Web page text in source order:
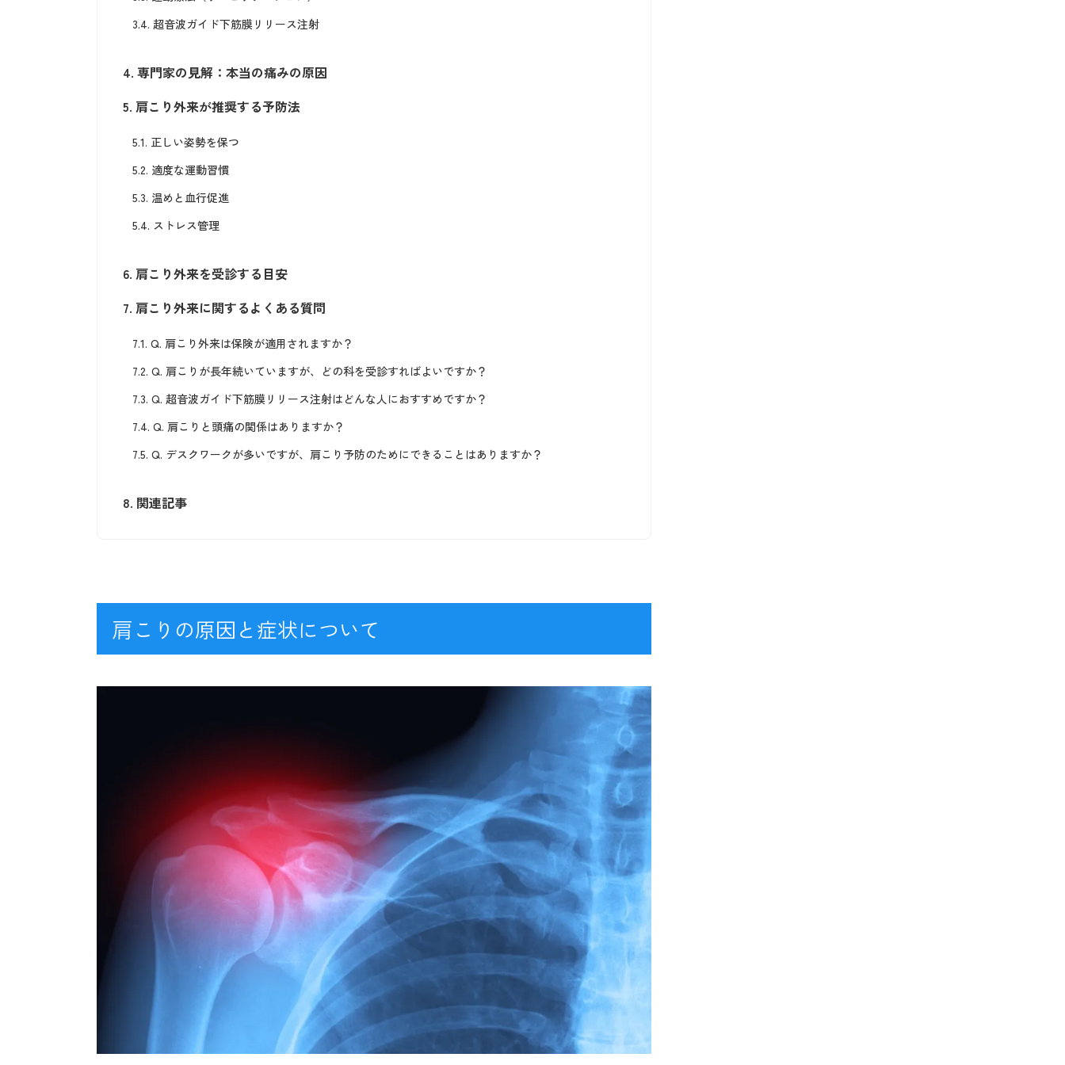
3.4. 超音波ガイド下筋膜リリース注射
4. 専門家の見解：本当の痛みの原因
5. 肩こり外来が推奨する予防法
5.1. 正しい姿勢を保つ
5.2. 適度な運動習慣
5.3. 温めと血行促進
5.4. ストレス管理
6. 肩こり外来を受診する目安
7. 肩こり外来に関するよくある質問
7.1. Q. 肩こり外来は保険が適用されますか？
7.2. Q. 肩こりが長年続いていますが、どの科を受診すればよいですか？
7.3. Q. 超音波ガイド下筋膜リリース注射はどんな人におすすめですか？
7.4. Q. 肩こりと頭痛の関係はありますか？
7.5. Q. デスクワークが多いですが、肩こり予防のためにできることはありますか？
8. 関連記事
肩こりの原因と症状について